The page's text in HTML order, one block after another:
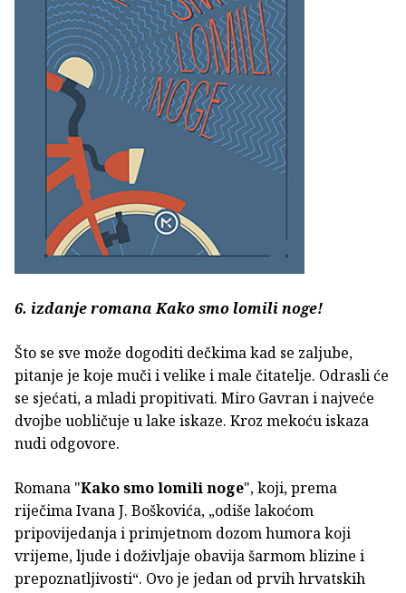
6. izdanje romana Kako smo lomili noge!
Što se sve može dogoditi dečkima kad se zaljube,
pitanje je koje muči i velike i male čitatelje. Odrasli će
se sjećati, a mladi propitivati. Miro Gavran i najveće
dvojbe uobličuje u lake iskaze. Kroz mekoću iskaza
nudi odgovore.
Romana "Kako smo lomili noge", koji, prema
riječima Ivana J. Boškovića, „odiše lakoćom
pripovijedanja i primjetnom dozom humora koji
vrijeme, ljude i doživljaje obavija šarmom blizine i
prepoznatljivosti“. Ovo je jedan od prvih hrvatskih